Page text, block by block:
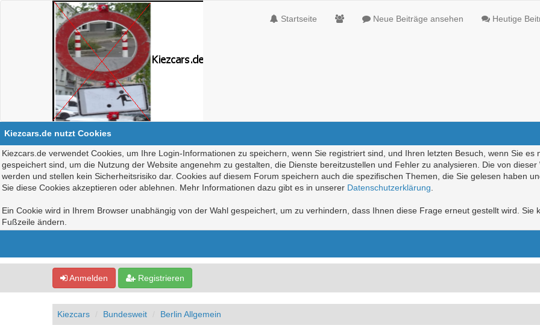
Startseite Neue Beiträge ansehen Heutige
Kiezcars.de nutzt Cookies
Kiezcars.de verwendet Cookies, um Ihre Login-Informationen zu speichern, wenn Sie registriert sind, und Ihren letzten Besuch, wenn Sie
gespeichert sind, um die Nutzung der Website angenehm zu gestalten, die Dienste bereitzustellen und Fehler zu analysieren. Die von
werden und stellen kein Sicherheitsrisiko dar. Cookies auf diesem Forum speichern auch die spezifischen Themen, die Sie gelesen haben
Sie diese Cookies akzeptieren oder ablehnen. Mehr Informationen dazu gibt es in unserer Datenschutzerklärung
Ein Cookie wird in Ihrem Browser unabhängig von der Wahl gespeichert, um zu verhindern, dass Ihnen diese Frage erneut gestellt wird.
Fußzeile ändern.
Anmelden Registrieren
Kiezcars Bundesweit Berlin Allgemein